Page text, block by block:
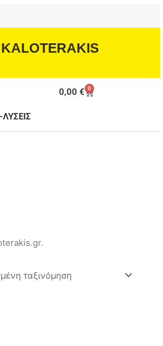
0,00€ 0
Cart